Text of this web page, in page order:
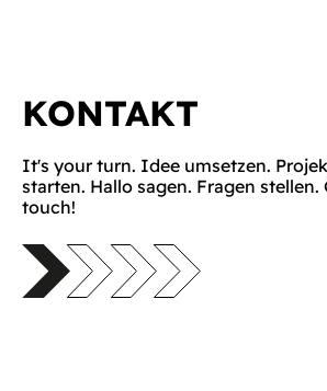
KONTAKT
It's your turn. Idee umsetzen.
starten. Hallo sagen. Fragen stellen.
touch!